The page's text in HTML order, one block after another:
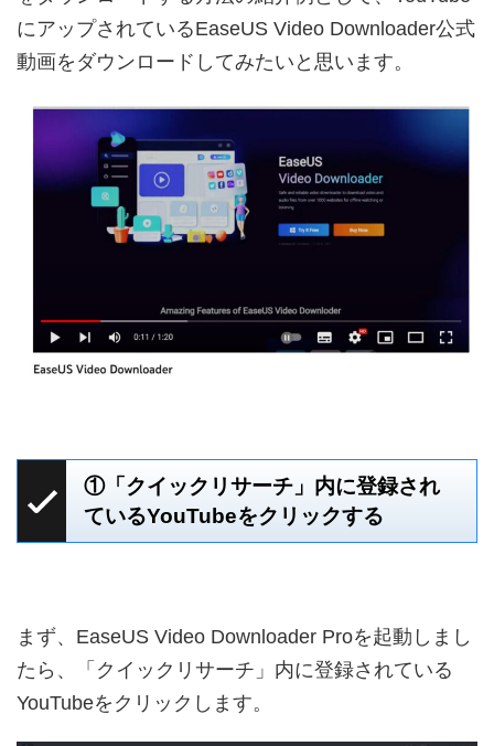
にアップされているEaseUS Video Downloader公式
動画をダウンロードしてみたいと思います。
①「クイックリサーチ」内に登録され
ているYouTubeをクリックする
まず、EaseUS Video Downloader Proを起動しまし
たら、「クイックリサーチ」内に登録されている
YouTubeをクリックします。